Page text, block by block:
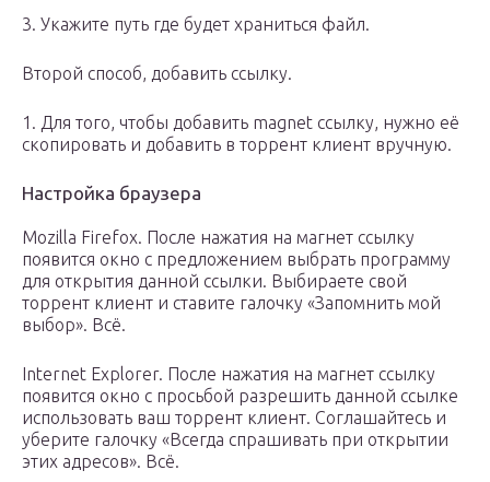
3. Укажите путь где будет храниться файл.
Второй способ, добавить ссылку.
1. Для того, чтобы добавить magnet ссылку, нужно её
скопировать и добавить в торрент клиент вручную.
Настройка браузера
Mozilla Firefox. После нажатия на магнет ссылку
появится окно с предложением выбрать программу
для открытия данной ссылки. Выбираете свой
торрент клиент и ставите галочку «Запомнить мой
выбор». Всё.
Internet Explorer. После нажатия на магнет ссылку
появится окно с просьбой разрешить данной ссылке
использовать ваш торрент клиент. Соглашайтесь и
уберите галочку «Всегда спрашивать при открытии
этих адресов». Всё.